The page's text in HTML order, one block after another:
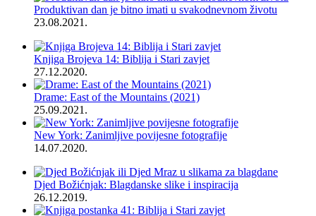
Produktivan dan je bitno imati u svakodnevnom životu
23.08.2021.
Knjiga Brojeva 14: Biblija i Stari zavjet
27.12.2020.
Drame: East of the Mountains (2021)
25.09.2021.
New York: Zanimljive povijesne fotografije
14.07.2020.
Djed Božićnjak: Blagdanske slike i inspiracija
26.12.2019.